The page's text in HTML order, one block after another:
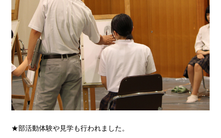
★部活動体験や見学も行われました。